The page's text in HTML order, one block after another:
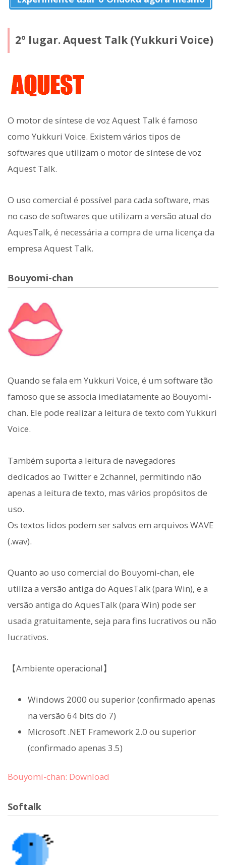
2º lugar. Aquest Talk (Yukkuri Voice)
O motor de síntese de voz Aquest Talk é famoso
como Yukkuri Voice. Existem vários tipos de
softwares que utilizam o motor de síntese de voz
Aquest Talk.
O uso comercial é possível para cada software, mas
no caso de softwares que utilizam a versão atual do
AquesTalk, é necessária a compra de uma licença da
empresa Aquest Talk.
Bouyomi-chan
Quando se fala em Yukkuri Voice, é um software tão
famoso que se associa imediatamente ao Bouyomi-
chan. Ele pode realizar a leitura de texto com Yukkuri
Voice.
Também suporta a leitura de navegadores
dedicados ao Twitter e 2channel, permitindo não
apenas a leitura de texto, mas vários propósitos de
uso.
Os textos lidos podem ser salvos em arquivos WAVE
(.wav).
Quanto ao uso comercial do Bouyomi-chan, ele
utiliza a versão antiga do AquesTalk (para Win), e a
versão antiga do AquesTalk (para Win) pode ser
usada gratuitamente, seja para fins lucrativos ou não
lucrativos.
【Ambiente operacional】
Windows 2000 ou superior (confirmado apenas
na versão 64 bits do 7)
Microsoft .NET Framework 2.0 ou superior
(confirmado apenas 3.5)
Bouyomi-chan: Download
Softalk